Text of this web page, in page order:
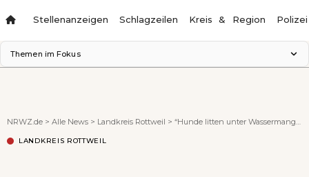
Stellenanzeigen Schlagzeilen Kreis & Region Polizei
Themen im Fokus
Ferienzauber '26
Testturm
NRWZ.de > Alle News > Landkreis Rottweil > “Hunde litten unter Wassermangel” und “Zwei Tiere setzten blutigen Kot ab” – Stellungnahme des Veterinäramts zum gestoppten Tiertransport
LANDKREIS ROTTWEIL